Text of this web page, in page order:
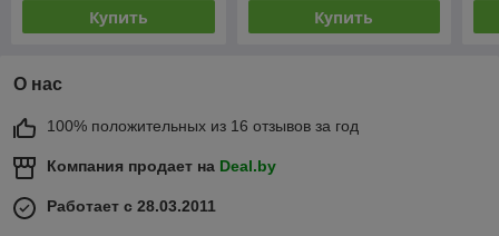
Купить Купить
О нас
100% положительных из 16 отзывов за год
Компания продает на Deal.by
Работает с 28.03.2011